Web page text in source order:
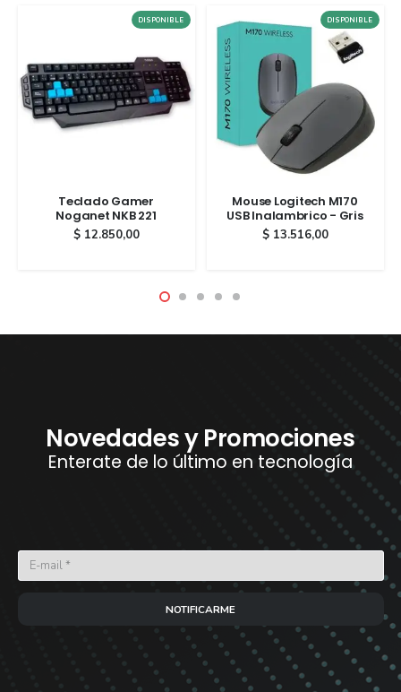
DISPONIBLE
Teclado Gamer
Noganet NKB 221
$12.850,00
DISPONIBLE
Mouse Logitech M170
USB Inalambrico - Gris
$13.516,00
Novedades y Promociones
Enterate de lo último en tecnología
NOTIFICARME